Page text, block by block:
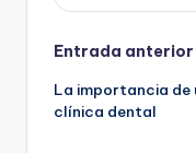
de
Entrada anterior
La importancia de
clínica dental